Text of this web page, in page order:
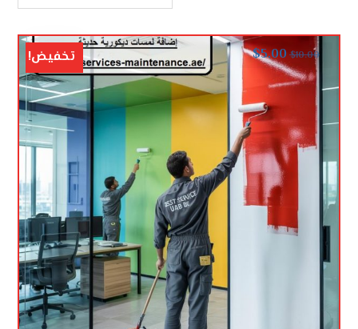
$10.00
$5.00 تخفيض!